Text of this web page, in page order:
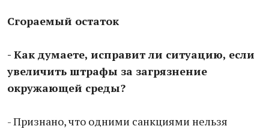
Сгораемый остаток
- Как думаете, исправит ли ситуацию, если
увеличить штрафы за загрязнение
окружающей среды?
- Признано, что одними санкциями нельзя